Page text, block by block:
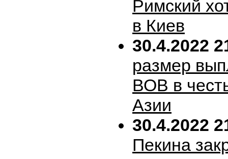
Римский
в Киев
30.4.2022
размер
ВОВ в
Азии
30.4.2022
Пекина